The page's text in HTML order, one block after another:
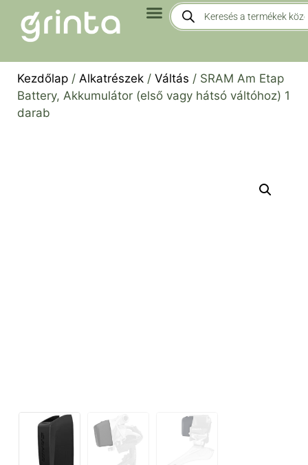
Kezdőlap / Alkatrészek / Váltás / SRAM Am Etap
Battery, Akkumulátor (első vagy hátsó váltóhoz) 1
darab